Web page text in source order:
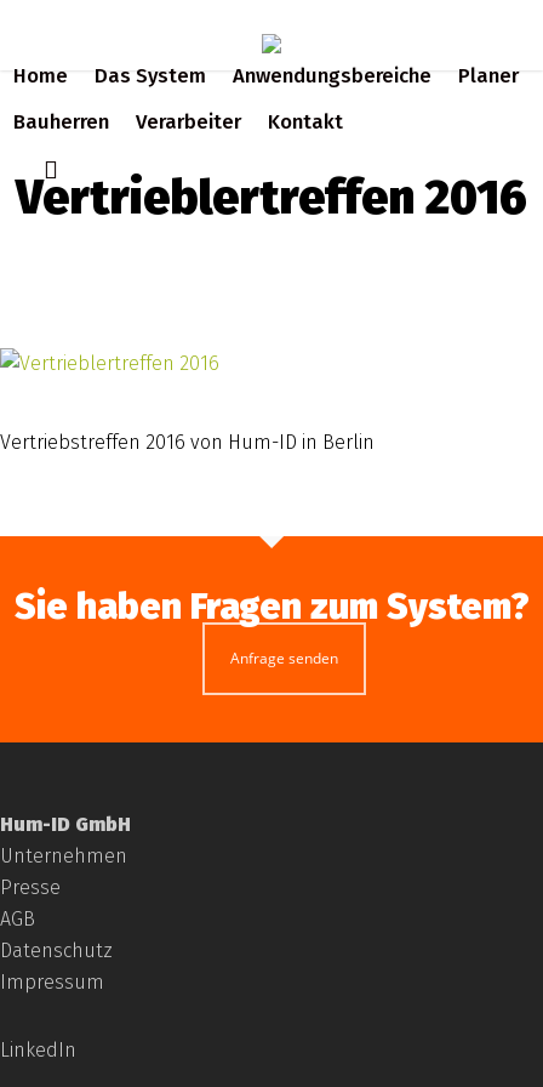
main
content
Home Das System Anwendungsbereiche
Planer
Bauherren
Verarbeiter Kontakt
Vertrieblertreffen 2016
Vertriebstreffen 2016 von Hum-ID in Berlin
Sie haben Fragen zum System?
Anfrage senden
Hum-ID GmbH
Unternehmen
Presse
AGB
Datenschutz
Impressum
LinkedIn